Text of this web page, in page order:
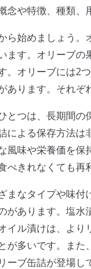
念や特徴、種類、
ら始めましょう
ます。オリーブ
。オリーブには2
あります。それぞ
とつは、長期間
による保存方法
風味や栄養価を
べきれなくても再
まなタイプや味
があります。塩
イル漬けは、よ
が多いです。ま
ーブ缶詰が登場し